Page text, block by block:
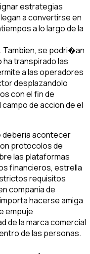
estrategias
a convertirse en
a lo largo de la
. Tambien, se podri�an
ha transpirado las
a las operadores
desplazandolo
con el fin de
de accion de el
deberia acontecer
protocolos de
las plataformas
financieros, estrella
requisitos
compania de
hacerse amiga
empuje
de la marca comercial
de las personas.